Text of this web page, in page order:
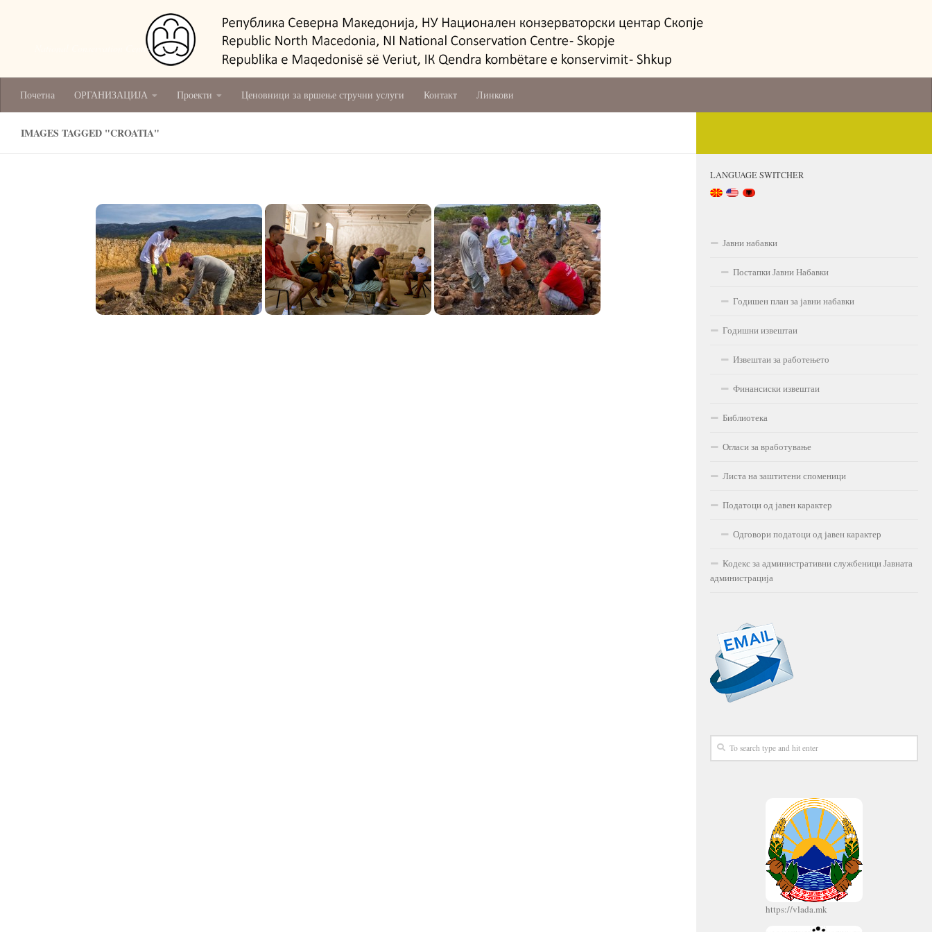
National Conservation Centre - Skopje
Почетна ОРГАНИЗАЦИЈА Проекти Ценовници за вршење стручни услуги Контакт Линкови
IMAGES TAGGED "CROATIA"
LANGUAGE SWITCHER
Јавни набавки
Постапки Јавни Набавки
Годишен план за јавни набавки
Годишни извештаи
Извештаи за работењето
Финансиски извештаи
Библиотека
Огласи за вработување
Листа на заштитени споменици
Податоци од јавен карактер
Одговори податоци од јавен карактер
Кодекс за административни службеници Јавната
администрација
https://vlada.mk